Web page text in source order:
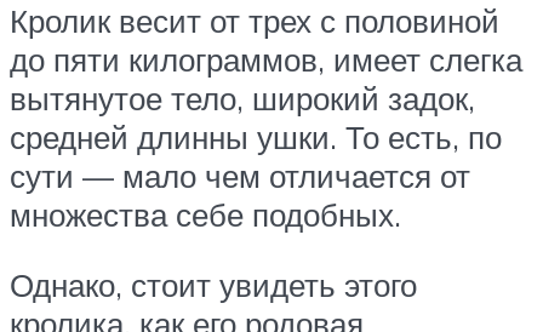
Кролик весит от трех с половиной
до пяти килограммов, имеет слегка
вытянутое тело, широкий задок,
средней длинны ушки. То есть, по
сути — мало чем отличается от
множества себе подобных.
Однако, стоит увидеть этого
кролика, как его родовая